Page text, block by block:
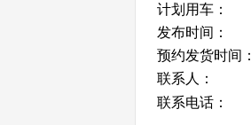
计划用车：
发布时间：
预约发货时间：
联系人：
联系电话：